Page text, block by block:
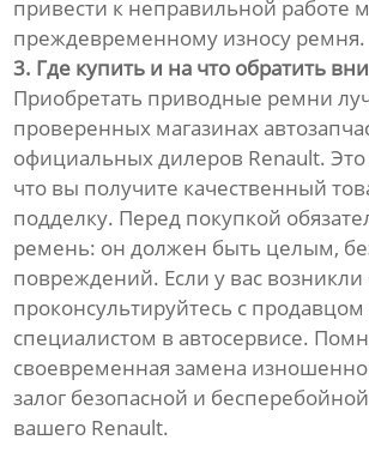
привести к неправильной работе
преждевременному износу ремня.
3. Где купить и на что обратить
Приобретать приводные ремни
проверенных магазинах
официальных дилеров Renault. Это
что вы получите качественный
подделку. Перед покупкой
ремень: он должен быть целым,
повреждений. Если у вас
проконсультируйтесь с
специалистом в автосервисе.
своевременная замена
залог безопасной и
вашего Renault.